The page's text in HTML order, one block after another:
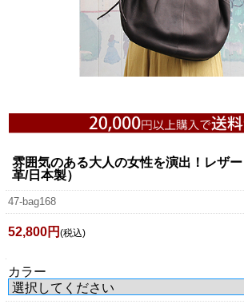
雰囲気のある大人の女性を演出！レザ
革/日本製）
47-bag168
52,800円 (税込)
カラー